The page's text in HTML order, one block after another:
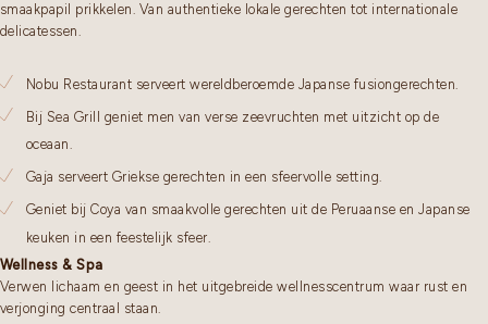
smaakpapil prikkelen. Van authentieke lokale gerechten tot internationale
delicatessen.
Nobu Restaurant serveert wereldberoemde Japanse fusiongerechten.
Bij Sea Grill geniet men van verse zeevruchten met uitzicht op de
oceaan.
Gaja serveert Griekse gerechten in een sfeervolle setting.
Geniet bij Coya van smaakvolle gerechten uit de Peruaanse en Japanse
keuken in een feestelijk sfeer.
Wellness & Spa
Verwen lichaam en geest in het uitgebreide wellnesscentrum waar rust en
verjonging centraal staan.